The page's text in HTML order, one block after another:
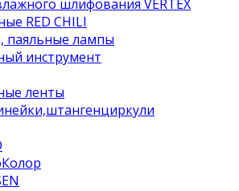
шлифования VERTEX
RED CHILI
паяльные лампы
инструмент
ленты